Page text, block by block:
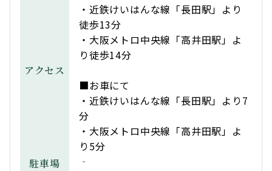
アクセス
・近鉄けいはんな線「長田駅」より
徒歩13分
・大阪メトロ中央線「高井田駅」よ
り徒歩14分
■お車にて
・近鉄けいはんな線「長田駅」より7
分
・大阪メトロ中央線「高井田駅」よ
り5分
駐車場 ‐